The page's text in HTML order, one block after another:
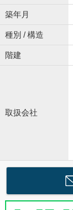
築年月
種別 / 構造
階建
取扱会社